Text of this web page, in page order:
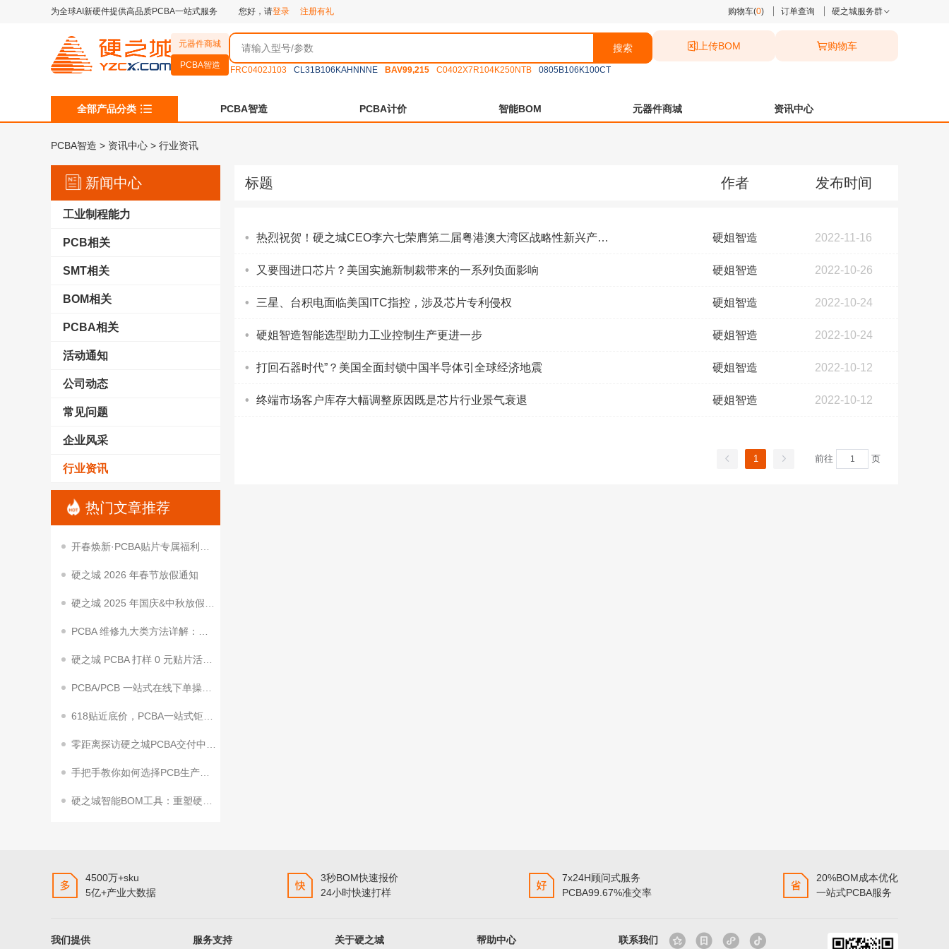
为全球AI新硬件提供高品质PCBA一站式服务 您好，请登录 注册有礼 购物车(0) 订单查询 硬之城服务群
元器件商城
PCBA智造
搜索
FRC0402J103 CL31B106KAHNNNE BAV99,215 C0402X7R104K250NTB 0805B106K100CT
上传BOM 购物车
全部产品分类 PCBA智造 PCBA计价 智能BOM 元器件商城 资讯中心
PCBA智造 > 资讯中心 > 行业资讯
新闻中心
工业制程能力
PCB相关
SMT相关
BOM相关
PCBA相关
活动通知
公司动态
常见问题
企业风采
行业资讯
热门文章推荐
开春焕新·PCBA贴片专属福利｜降本让利，助你抢占开春项目先机
硬之城 2026 年春节放假通知
硬之城 2025 年国庆&中秋放假通知
PCBA 维修九大类方法详解：从基础到进阶的实用技巧
硬之城 PCBA 打样 0 元贴片活动来袭！助力终端客户加速量产
PCBA/PCB 一站式在线下单操作指南
618贴近底价，PCBA一站式钜惠狂飙！
零距离探访硬之城PCBA交付中心2期来了
手把手教你如何选择PCB生产工艺参数
硬之城智能BOM工具：重塑硬件研发效率，赋能企业创新升级
标题 作者 发布时间
热烈祝贺！硬之城CEO李六七荣膺第二届粤港澳大湾区战略性新兴产业“青年领袖” 硬姐智造 2022-11-16
又要囤进口芯片？美国实施新制裁带来的一系列负面影响 硬姐智造 2022-10-26
三星、台积电面临美国ITC指控，涉及芯片专利侵权 硬姐智造 2022-10-24
硬姐智造智能选型助力工业控制生产更进一步 硬姐智造 2022-10-24
打回石器时代”？美国全面封锁中国半导体引全球经济地震 硬姐智造 2022-10-12
终端市场客户库存大幅调整原因既是芯片行业景气衰退 硬姐智造 2022-10-12
1 前往 页
4500万+sku
5亿+产业大数据
3秒BOM快速报价
24小时快速打样
7x24H顾问式服务
PCBA99.67%准交率
20%BOM成本优化
一站式PCBA服务
我们提供 服务支持 关于硬之城 帮助中心 联系我们